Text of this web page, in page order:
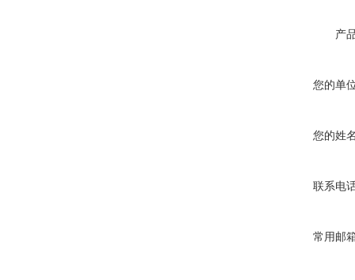
产
您的单
您的姓
联系电
常用邮